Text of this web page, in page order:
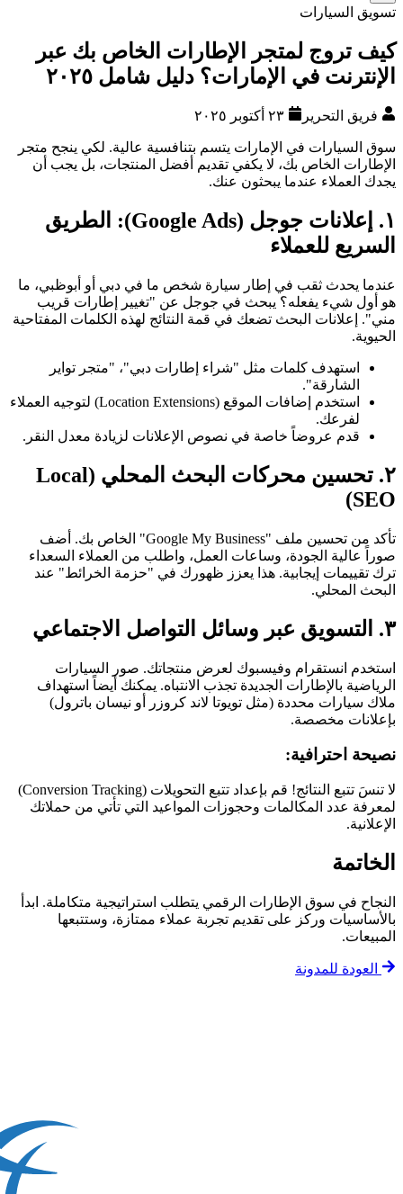
تسويق السيارات
كيف تروج لمتجر الإطارات الخاص بك عبر
الإنترنت في الإمارات؟ دليل شامل ٢٠٢٥
فريق التحرير
سوق السيارات في الإمارات يتسم بتنافسية عالية. لكي ينجح متجر
الإطارات الخاص بك، لا يكفي تقديم أفضل المنتجات، بل يجب أن
يجدك العملاء عندما يبحثون عنك.
١. إعلانات جوجل (Google Ads): الطريق
السريع للعملاء
عندما يحدث ثقب في إطار سيارة شخص ما في دبي أو أبوظبي، ما
هو أول شيء يفعله؟ يبحث في جوجل عن "تغيير إطارات قريب
مني". إعلانات البحث تضعك في قمة النتائج لهذه الكلمات المفتاحية
الحيوية.
استهدف كلمات مثل "شراء إطارات دبي"، "متجر تواير
الشارقة".
استخدم إضافات الموقع (Location Extensions) لتوجيه العملاء
لفرعك.
قدم عروضاً خاصة في نصوص الإعلانات لزيادة معدل النقر.
٢. تحسين محركات البحث المحلي (Local
SEO)
تأكد من تحسين ملف "Google My Business" الخاص بك. أضف
صوراً عالية الجودة، وساعات العمل، واطلب من العملاء السعداء
ترك تقييمات إيجابية. هذا يعزز ظهورك في "حزمة الخرائط" عند
البحث المحلي.
٣. التسويق عبر وسائل التواصل الاجتماعي
استخدم انستقرام وفيسبوك لعرض منتجاتك. صور السيارات
الرياضية بالإطارات الجديدة تجذب الانتباه. يمكنك أيضاً استهداف
ملاك سيارات محددة (مثل تويوتا لاند كروزر أو نيسان باترول)
بإعلانات مخصصة.
نصيحة احترافية:
لا تنسَ تتبع النتائج! قم بإعداد تتبع التحويلات (Conversion Tracking)
لمعرفة عدد المكالمات وحجوزات المواعيد التي تأتي من حملاتك
الإعلانية.
الخاتمة
النجاح في سوق الإطارات الرقمي يتطلب استراتيجية متكاملة. ابدأ
بالأساسيات وركز على تقديم تجربة عملاء ممتازة، وستتبعها
المبيعات.
العودة للمدونة